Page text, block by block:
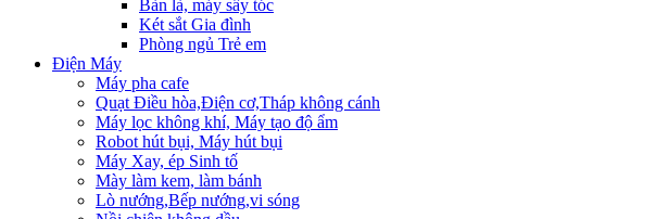
Bàn là, máy sấy tóc
Két sắt Gia đình
Phòng ngủ Trẻ em
Điện Máy
Máy pha cafe
Quạt Điều hòa,Điện cơ,Tháp không cánh
Máy lọc không khí, Máy tạo độ ẩm
Robot hút bụi, Máy hút bụi
Máy Xay, ép Sinh tố
Mày làm kem, làm bánh
Lò nướng,Bếp nướng,vi sóng